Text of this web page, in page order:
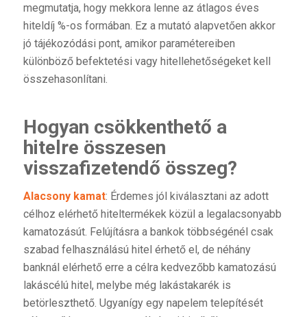
megmutatja, hogy mekkora lenne az átlagos éves
hiteldíj %-os formában. Ez a mutató alapvetően akkor
jó tájékozódási pont, amikor paramétereiben
különböző befektetési vagy hitellehetőségeket kell
összehasonlítani.
Hogyan csökkenthető a
hitelre összesen
visszafizetendő összeg?
Alacsony kamat: Érdemes jól kiválasztani az adott
célhoz elérhető hiteltermékek közül a legalacsonyabb
kamatozásút. Felújításra a bankok többségénél csak
szabad felhasználású hitel érhető el, de néhány
banknál elérhető erre a célra kedvezőbb kamatozású
lakáscélú hitel, melybe még lakástakarék is
betörleszthető. Ugyanígy egy napelem telepítését